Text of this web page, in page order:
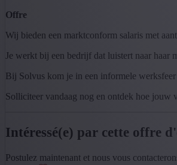
Offre
Wij bieden een marktconform salaris met
Je werkt bij een bedrijf dat luistert naar haar
Bij Solvus kom je in een informele
Solliciteer vandaag nog en ontdek hoe jouw
Intéressé(e) par cette offre
Postulez maintenant et nous vous